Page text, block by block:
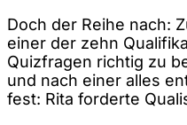
Doch der Reihe nach:
einer der zehn
Quizfragen richtig zu
und nach einer alles
fest: Rita forderte